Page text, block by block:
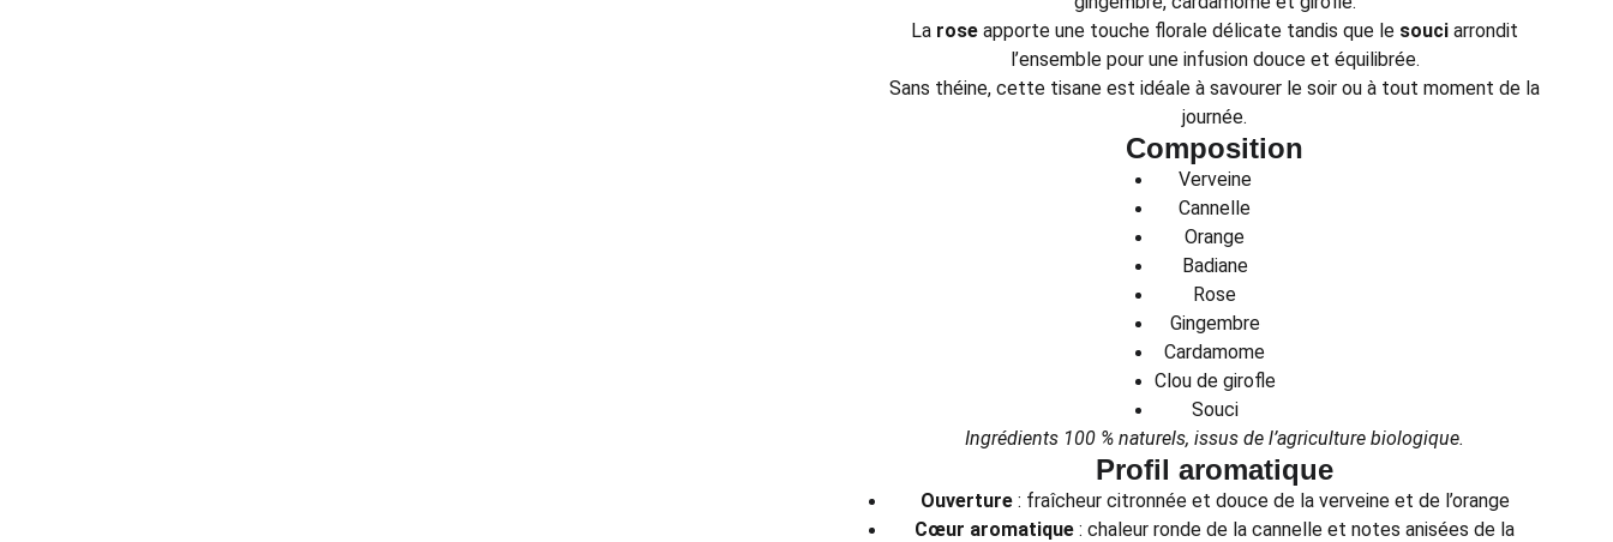
La rose apporte une touche florale délicate tandis que le souci arrondit
l’ensemble pour une infusion douce et équilibrée.
Sans théine, cette tisane est idéale à savourer le soir ou à tout moment de la
journée.
Composition
Verveine
Cannelle
Orange
Badiane
Rose
Gingembre
Cardamome
Clou de girofle
Souci
Ingrédients 100 % naturels, issus de l’agriculture biologique.
Profil aromatique
Ouverture: fraîcheur citronnée et douce de la verveine et de l’orange
Cœur aromatique : chaleur ronde de la cannelle et notes anisées de la